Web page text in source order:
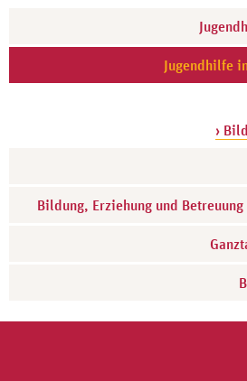
Jugendhilfe
›
Bildung, Erziehung und